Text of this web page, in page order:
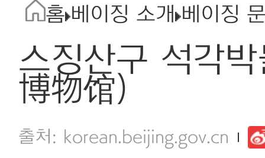
홈 베이징 소개 베이징
스징산구 석각
博物馆)
korean.beijing.gov.cn